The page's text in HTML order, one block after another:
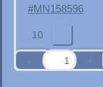
MN158596
10